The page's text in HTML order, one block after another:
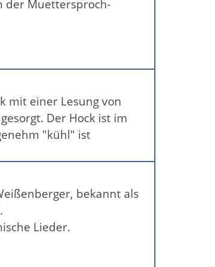
der Muettersproch-
mit einer Lesung von
Der Hock ist im
"kühl" ist
bekannt als
Lieder.